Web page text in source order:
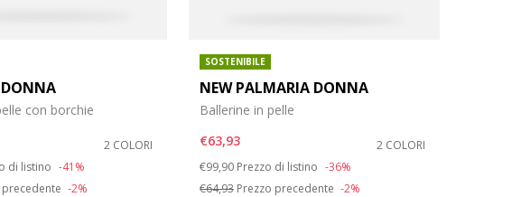
con borchie
2 COLORI
di listino -41%
-2%
SOSTENIBILE
NEW PALMARIA DONNA
Ballerine in pelle
€63,93
2 COLORI
Price reduced from
€99,90 to
Prezzo di listino -36%
€64,93Prezzo precedente -2%